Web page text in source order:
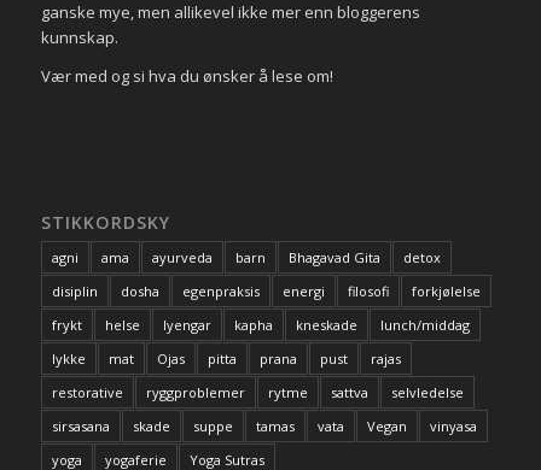
ganske mye, men allikevel ikke mer enn bloggerens
kunnskap.
Vær med og si hva du ønsker å lese om!
STIKKORDSKY
agni ama ayurveda barn Bhagavad Gita
detox
disiplin
dosha egenpraksis energi filosofi
forkjølelse
frykt
helse Iyengar kapha kneskade
lunch/middag
lykke
mat Ojas pitta prana pust
rajas
restorative
ryggproblemer rytme sattva
selvledelse
sirsasana
skade suppe tamas vata Vegan
vinyasa
yoga
yogaferie Yoga Sutras